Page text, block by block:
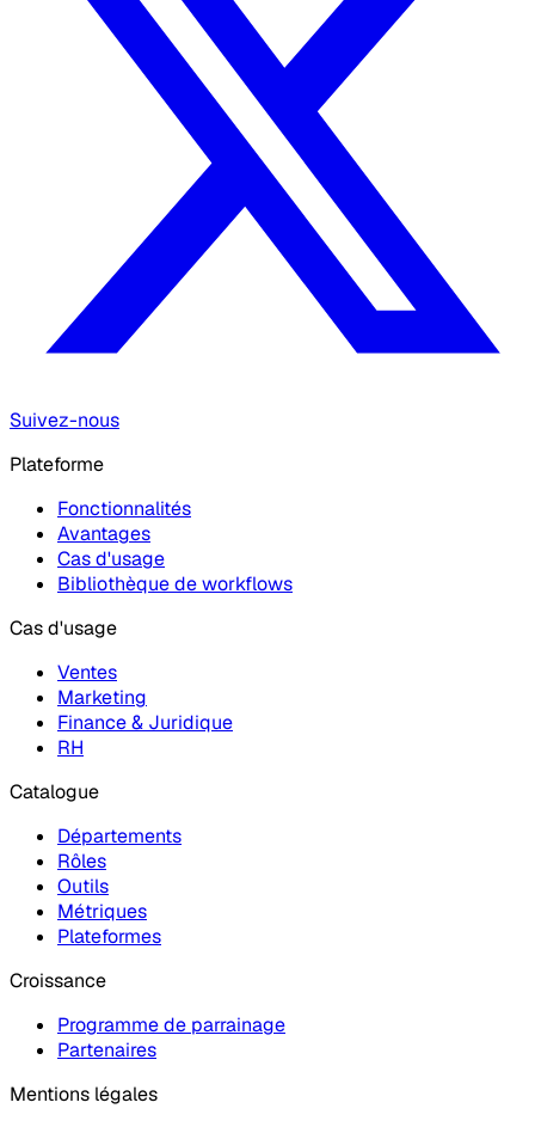
Suivez-nous
Plateforme
Fonctionnalités
Avantages
Cas d'usage
Bibliothèque de workflows
Cas d'usage
Ventes
Marketing
Finance & Juridique
RH
Catalogue
Départements
Rôles
Outils
Métriques
Plateformes
Croissance
Programme de parrainage
Partenaires
Mentions légales